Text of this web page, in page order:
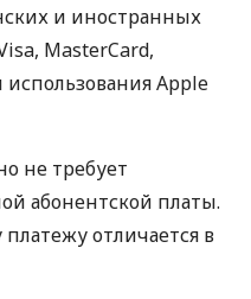
и иностранных
MasterCard,
Apple
не требует
абонентской платы.
отличается в